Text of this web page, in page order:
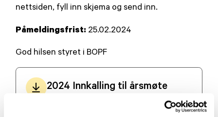
nettsiden, fyll inn skjema og send inn.
Påmeldingsfrist: 25.02.2024
God hilsen styret i BOPF
2024 Innkalling til årsmøte